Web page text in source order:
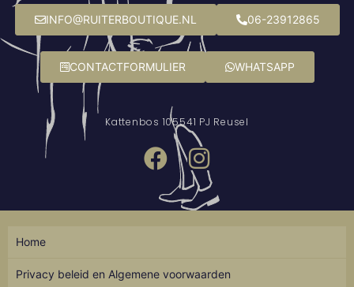
INFO@RUITERBOUTIQUE.NL 06-23912865
CONTACTFORMULIER WHATSAPP
Kattenbos 105541 PJ Reusel
Home
Privacy beleid en Algemene voorwaarden